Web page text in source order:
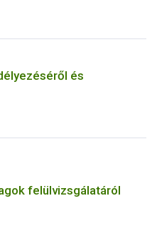
és
felülvizsgálatáról